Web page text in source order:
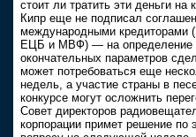
стоит ли тратить эти деньги на
Кипр еще не подписал
международными кредиторами
ЕЦБ и МВФ) — на определение
окончательных параметров
может потребоваться еще
недель, а участие страны в
конкурсе могут осложнить
Совет директоров
корпорации примет решение по